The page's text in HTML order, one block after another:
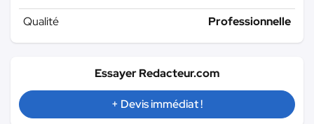
Qualité
Professionnelle
Essayer Redacteur.com
+ Devis immédiat !